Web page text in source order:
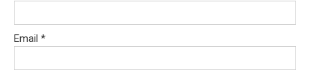
Email *